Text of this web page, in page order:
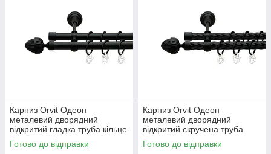
Карниз Orvit Одеон
металевий дворядний
відкритий гладка труба кільце
металеве Чорний Оксамит
19\19 мм 240 см (00-
Готово до відправки
Карниз Orvit Одеон
металевий дворядний
відкритий скручена труба
кільце металеве Чорний
Оксамит 19\19 мм 240 см
Готово до відправки